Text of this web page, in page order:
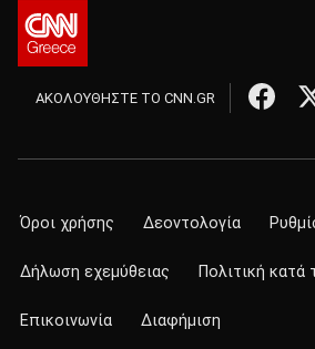
ΑΚΟΛΟΥΘΗΣΤΕ ΤΟ CNN.GR
Όροι χρήσης Δεοντολογία
Δήλωση εχεμύθειας Πολιτική κατά
Επικοινωνία Διαφήμιση